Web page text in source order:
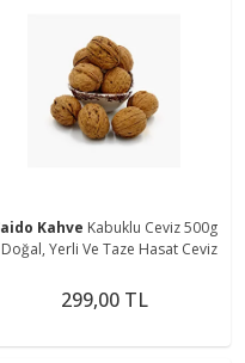
Kahve Kabuklu Ceviz 500g
Yerli Ve Taze Hasat Ceviz
299,00 TL